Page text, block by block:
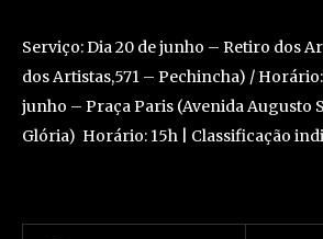
Serviço: Dia 20 de junho – Retiro dos
dos Artistas,571 – Pechincha) / Horário:
junho – Praça Paris (Avenida Augusto
Glória) Horário: 15h | Classificação